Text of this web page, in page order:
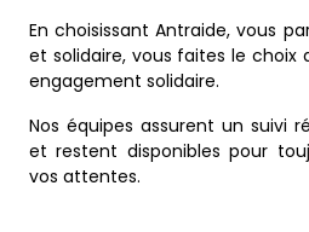
En choisissant Antraide, vous
et solidaire, vous faites le choix
engagement solidaire.
Nos équipes assurent un suivi
et restent disponibles pour
vos attentes.